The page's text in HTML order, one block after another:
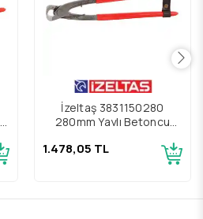
İzeltaş 3831150280
280mm Yaylı Betoncu
1.478,05 TL